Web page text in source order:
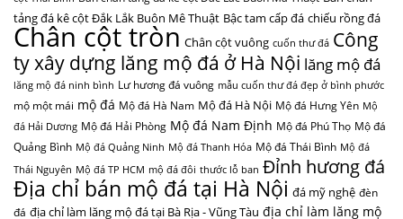
mộ một mái mộ đá Mộ đá Hà Nam Mộ đá Hà Nội Mộ đá Hưng Yên
Mộ
đá Hải Dương
Mộ đá Hải Phòng Mộ đá Nam Định Mộ đá Phú Thọ
Quảng Bình
Mộ đá Quảng Ninh Mộ đá Thanh Hóa Mộ đá Thái Bình
Mộ đá
Thái Nguyên
Mộ đá TP HCM mộ đá đôi Đỉnh hương đá
Địa chỉ bán mộ đá tại Hà Nội đá mỹ nghệ
đèn
địa chỉ làm lăng mộ đá tại Bà Rịa - Vũng Tàu
địa chỉ làm lăng mộ
đá tại bình dương
địa chỉ làm lăng mộ đá tại Quảng Nam
địa
chỉ làm lăng mộ đá tại Sài Gòn
địa chỉ làm lăng mộ đá đẹp tại Hà
Nội địa chỉ làm lăng mộ đá đẹp tại Quảng Bình địa chỉ làm lăng mộ đá ở tây
ninh